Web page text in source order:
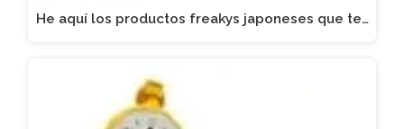
He aquí los productos freakys japoneses que te…